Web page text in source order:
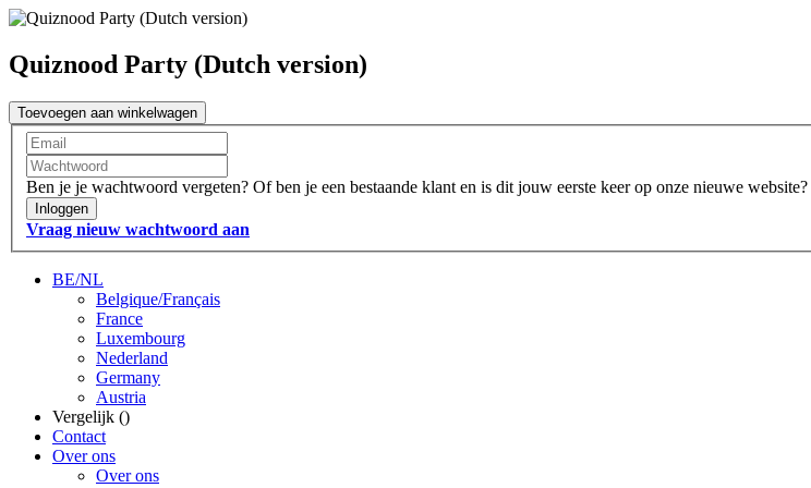
Quiznood Party (Dutch version)
Toevoegen aan winkelwagen
Ben je je wachtwoord vergeten? Of ben je een bestaande klant en is dit jouw eerste keer op onze nieuwe website?
Inloggen
Vraag nieuw wachtwoord aan
BE/NL
Belgique/Français
France
Luxembourg
Nederland
Germany
Austria
Vergelijk ()
Contact
Over ons
Over ons